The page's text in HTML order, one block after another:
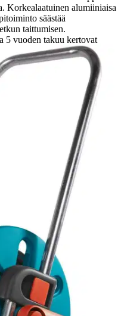
Korkealaatuinen alumiiniaisa
säästää
taittumisen.
5 vuoden takuu kertovat
Sisältö: 20 m Classic-
System -liittimet ja